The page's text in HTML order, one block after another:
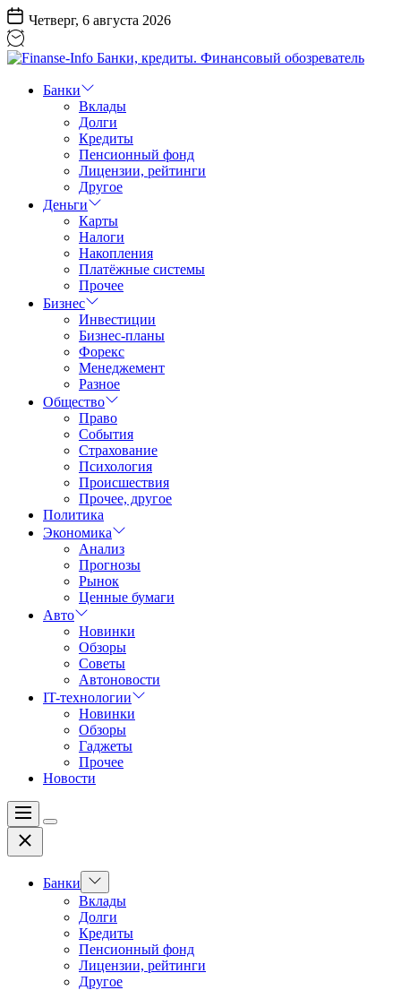
Перейти
к
содержанию
Четверг, 6 августа 2026
Info
Финансовый
обозреватель
Банки
Вклады
Долги
Кредиты
Пенсионный фонд
Лицензии, рейтинги
Другое
Деньги
Карты
Налоги
Накопления
Платёжные системы
Прочее
Бизнес
Инвестиции
Бизнес-планы
Форекс
Менеджемент
Разное
Общество
Право
События
Страхование
Психология
Происшествия
Прочее, другое
Политика
Экономика
Анализ
Прогнозы
Рынок
Ценные бумаги
Авто
Новинки
Обзоры
Советы
Автоновости
IT-технологии
Новинки
Обзоры
Гаджеты
Прочее
Новости
Меню
Цвет
Закрыть
Банки
Показать
подменю
Вклады
Долги
Кредиты
Пенсионный фонд
Лицензии, рейтинги
Другое